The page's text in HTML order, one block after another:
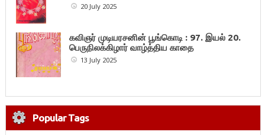
20 July 2025
கவிஞர் முடியரசனின் பூங்கொடி : 97. இயல் 20.
பெருநிலக்கிழார் வாழ்த்திய காதை
13 July 2025
Popular Tags